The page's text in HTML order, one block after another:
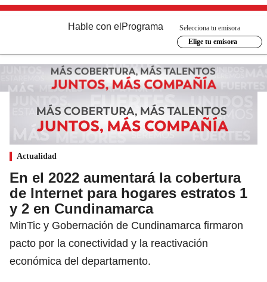
Hable con el Programa
Selecciona tu emisora
Elige tu emisora
Actualidad
En el 2022 aumentará la cobertura
de Internet para hogares estratos 1
y 2 en Cundinamarca
MinTic y Gobernación de Cundinamarca firmaron
pacto por la conectividad y la reactivación
económica del departamento.